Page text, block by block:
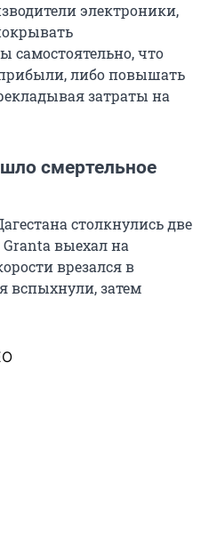
электроники,
самостоятельно, что
либо повышать
затраты на
смертельное
столкнулись две
выехал на
врезался в
вспыхнули, затем